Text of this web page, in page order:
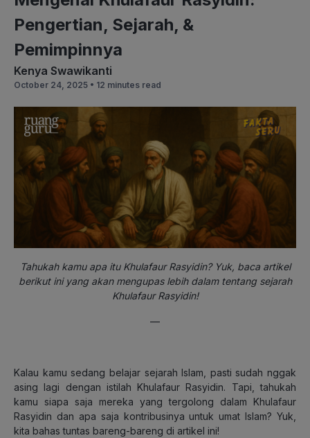
Pengertian, Sejarah, &
Pemimpinnya
Kenya Swawikanti
October 24, 2025 • 12 minutes read
Tahukah kamu apa itu Khulafaur Rasyidin? Yuk, baca artikel
berikut ini yang akan mengupas lebih dalam tentang sejarah
Khulafaur Rasyidin!
—
Kalau kamu sedang belajar sejarah Islam, pasti sudah nggak
asing lagi dengan istilah Khulafaur Rasyidin. Tapi, tahukah
kamu siapa saja mereka yang tergolong dalam Khulafaur
Rasyidin dan apa saja kontribusinya untuk umat Islam? Yuk,
kita bahas tuntas bareng-bareng di artikel ini!